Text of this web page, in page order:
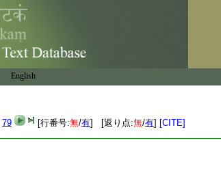
English
79 [行番号:無/有] [返り点:無/有] [CITE]